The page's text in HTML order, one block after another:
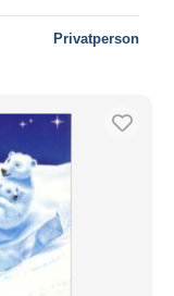
Privatperson